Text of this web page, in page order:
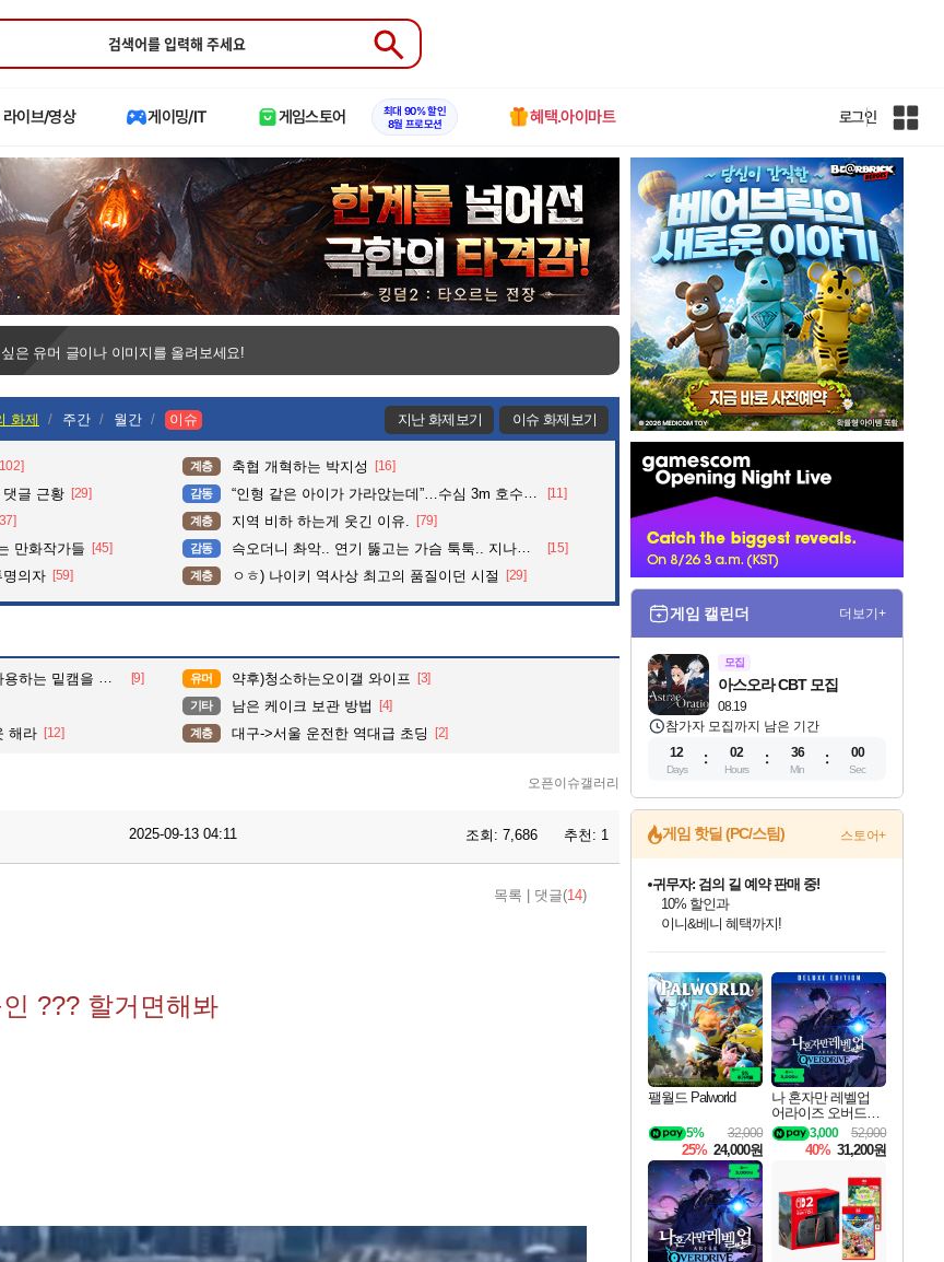
Submit
라이브/영상 게이밍/IT 게임스토어
최대 90% 할인
8월 프로모션
혜택.아이마트 로그인
인
은 유머 글이나 이미지를 올려보세요!
화제 주간 월간 이슈 지난 화제보기 이슈 화제보기
계층 축협 개혁하는 박지성 [16]
글 근황 [29] 감동 “인형 같은 아이가 가라앉는데”…수심 3m 호수 뛰어든 60대 의인 [11]
계층 지역 비하 하는게 웃긴 이유. [79]
만화작가들 [45] 감동 슥오더니 촤악.. 연기 뚫고는 가슴 툭툭.. 지나가던 아재의 정체 [15]
의자 [59] 계층 ㅇㅎ) 나이키 역사상 최고의 품질이던 시절 [29]
밑캠을 알아보자 [9] 유머 약후)청소하는오이갤 와이프 [3]
기타 남은 케이크 보관 방법 [4]
해라 [12] 계층 대구->서울 운전한 역대급 초딩 [2]
오픈이슈갤러리
2025-09-13 04:11 조회: 7,686 추천: 1
목록 댓글(14)
??? 할거면해봐
벤
게임 캘린더 더보기+
모집
08.19
아스오라 CBT 모집
참가자 모집까지 남은 기간
12
Days
02
Hours
35
Min
59
Sec
게임 핫딜 (PC/스팀) 스토어+
최대 90% 할인가를 만나보세요!
네이버혜택과 함께 만나보세요!
50%할인&추가 적립까지!
귀무자: 검의 길 예약 판매 중!
10% 할인과
이니&베니 혜택까지!
네이버 혜택가와 함께 예약하세요!
할인&네이버혜택으로 만나보세요!
네이버페이 혜택과 만나보세요!
40주년 프로모션으로 만나보세요!
네이버 포인트 혜택까지!
할인가에 만나보세요!
일부 에디션 상시 할인!
혜택으로 예약 판매 중
편안하게 충전하세요
팰월드 Palworld
32,000
5%
25% 24,000원
나 혼자만 레벨업
어라이즈 오버드라
이브 디럭스 에디션
Solo Leveling Arise
Overdrive Deluxe Edi
52,000
3,000
40% 31,200원